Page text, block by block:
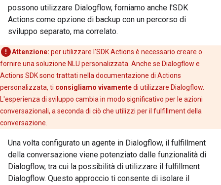
possono utilizzare Dialogflow, forniamo anche l'SDK
Actions come opzione di backup con un percorso di
sviluppo separato, ma correlato.
Attenzione: per utilizzare l'SDK Actions è necessario creare o
fornire una soluzione NLU personalizzata. Anche se Dialogflow e
Actions SDK sono trattati nella documentazione di Actions
personalizzata, ti consigliamo vivamentedi utilizzare Dialogflow.
L'esperienza di sviluppo cambia in modo significativo per le azioni
conversazionali, a seconda di ciò che utilizzi per il fulfillment della
conversazione.
Una volta configurato un agente in Dialogflow, il fulfillment
della conversazione viene potenziato dalle funzionalità di
Dialogflow, tra cui la possibilità di utilizzare il fulfillment
Dialogflow. Questo approccio ti consente di isolare il